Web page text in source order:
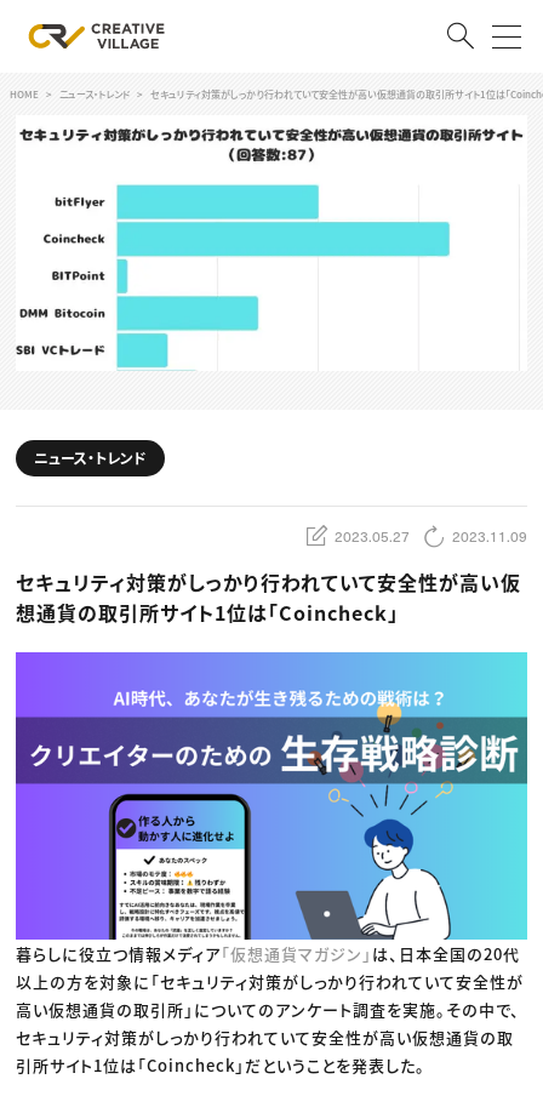
ACCOUNT
RECRUIT
クリエイター求人を探す
CREATIVE JOB求人検索
特集求人
採用説明会
スキルアップしたい！
デザイン
編集・ライティング
マーケティング
ディレクション
業界解説・キャリア事情
お役立ち基礎知識
TOP Creator’s コラム
Webクリエイター
アプリクリエイター
ゲームクリエイター
映像クリエイター
マーケッター
C＆R Magazine
セミナー
映像
広告
出版
CREATIVE VILLAGEからのお知らせ
プロフェッショナル×つながる×メディア
HOME ニュース・トレンド セキュリティ対策がしっかり行われていて安全性が高い仮想通貨の取引所サイト1位は「
ニュース・トレンド
2023.05.27 2023.11.09
セキュリティ対策がしっかり行われていて安全性が高い仮
想通貨の取引所サイト1位は「Coincheck」
暮らしに役立つ情報メディア「仮想通貨マガジン」 は、日本全国の20代
以上の方を対象に「セキュリティ対策がしっかり行われていて安全性が
高い仮想通貨の取引所」についてのアンケート調査を実施。その中で、
セキュリティ対策がしっかり行われていて安全性が高い仮想通貨の取
引所サイト1位は「Coincheck」だということを発表した。